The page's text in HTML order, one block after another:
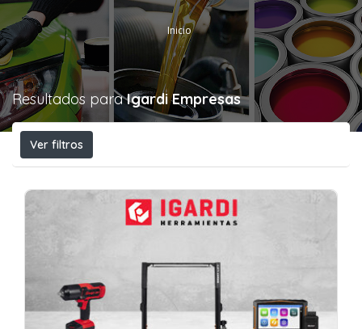
Inicio
Resultados paraIgardi Empresas
Ver filtros